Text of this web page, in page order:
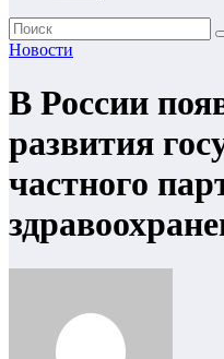
Новости
В России
развития
частного